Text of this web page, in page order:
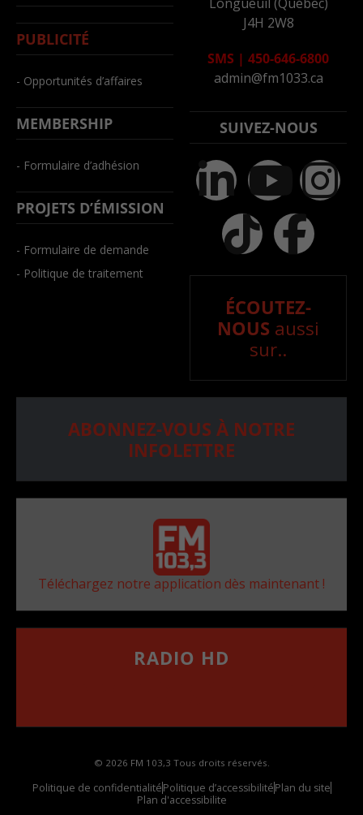
PUBLICITÉ
- Opportunités d’affaires
MEMBERSHIP
- Formulaire d’adhésion
PROJETS D’ÉMISSION
- Formulaire de demande
- Politique de traitement
Longueuil (Québec)
J4H 2W8
SMS | 450-646-6800
admin@fm1033.ca
SUIVEZ-NOUS
ÉCOUTEZ-
NOUS aussi
sur..
ABONNEZ-VOUS À NOTRE
INFOLETTRE
Téléchargez notre application dès maintenant !
RADIO HD
© 2026 FM 103,3 Tous droits réservés.
Politique de confidentialitéPolitique d’accessibilitéPlan du site
Plan d'accessibilite